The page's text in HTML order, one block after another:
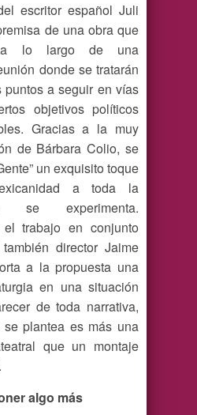
escritor español Juli
de una obra que
a lo largo de una
donde se tratarán
puntos a seguir en vías
objetivos políticos
Gracias a la muy
de Bárbara Colio, se
un exquisito toque
a toda la
se experimenta.
el trabajo en conjunto
director Jaime
a la propuesta una
en una situación
de toda narrativa,
plantea es más una
que un montaje
algo más